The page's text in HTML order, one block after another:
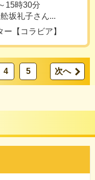
15時30分
坂礼子さん...
【コラビア】
4 5 次へ